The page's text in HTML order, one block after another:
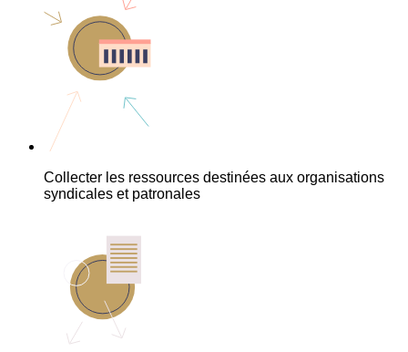
Collecter les ressources destinées aux organisations
syndicales et patronales